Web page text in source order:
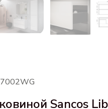
Sancos